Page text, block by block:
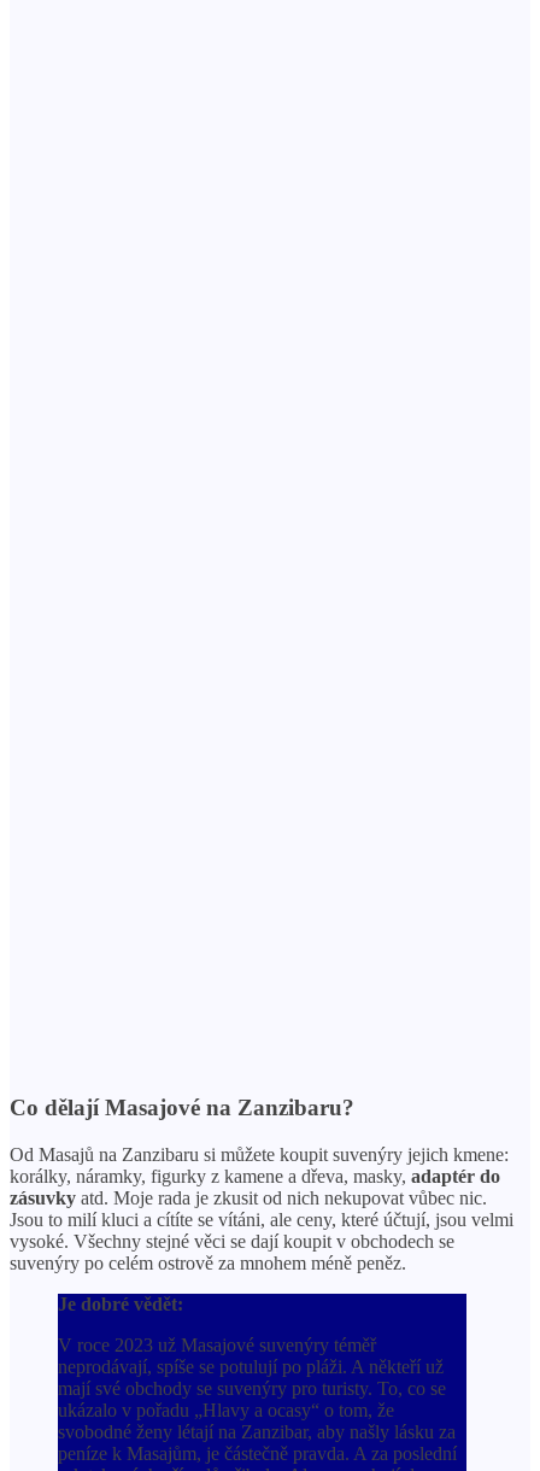
Co dělají Masajové na Zanzibaru?
Od Masajů na Zanzibaru si můžete koupit suvenýry jejich kmene:
korálky, náramky, figurky z kamene a dřeva, masky, adaptér do
zásuvky atd. Moje rada je zkusit od nich nekupovat vůbec nic.
Jsou to milí kluci a cítíte se vítáni, ale ceny, které účtují, jsou velmi
vysoké. Všechny stejné věci se dají koupit v obchodech se
suvenýry po celém ostrově za mnohem méně peněz.
Je dobré vědět:
V roce 2023 už Masajové suvenýry téměř
neprodávají, spíše se potulují po pláži. A někteří už
mají své obchody se suvenýry pro turisty. To, co se
ukázalo v pořadu „Hlavy a ocasy“ o tom, že
svobodné ženy létají na Zanzibar, aby našly lásku za
peníze k Masajům, je částečně pravda. A za poslední